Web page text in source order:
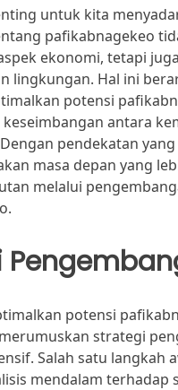
untuk kita
pafikabnagekeo
ekonomi, tetapi
lingkungan. Hal ini
potensi
antara
pendekatan
masa depan yang
melalui
potensi
strategi
Salah satu langkah
mendalam terhadap